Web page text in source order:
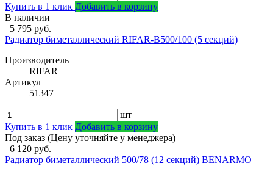
Купить в 1 клик Добавить в корзину
В наличии
5 795 руб.
Радиатор биметаллический RIFAR-В500/100 (5 секций)
Производитель
RIFAR
Артикул
51347
шт
Купить в 1 клик Добавить в корзину
Под заказ (Цену уточняйте у менеджера)
6 120 руб.
Радиатор биметаллический 500/78 (12 секций) BENARMO